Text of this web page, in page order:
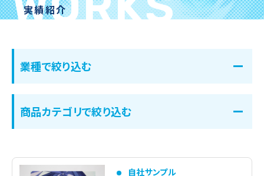
OEM事業
実績紹介
業種で絞り込む
商品カテゴリで絞り込む
自社サンプル